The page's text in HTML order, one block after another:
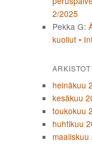
2/2025
Pekka G:
kuollut •
ARKISTOT
heinäkuu
kesäkuu
toukokuu
huhtikuu
maaliskuu